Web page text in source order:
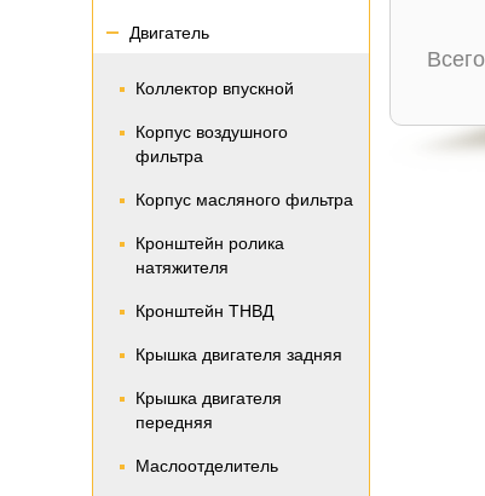
Двигатель
Коллектор впускной
Корпус воздушного
фильтра
Корпус масляного фильтра
Кронштейн ролика
натяжителя
Кронштейн ТНВД
Крышка двигателя задняя
Крышка двигателя
передняя
Маслоотделитель